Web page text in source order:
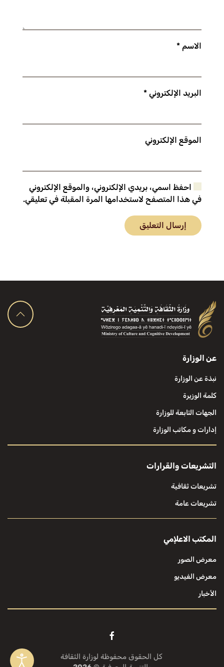
الاسم *
البريد الإلكتروني *
الموقع الإلكتروني
احفظ اسمي، بريدي الإلكتروني، والموقع الإلكتروني
في هذا المتصفح لاستخدامها المرة المقبلة في تعليقي.
إرسال التعليق
عن الوزارة
نبذة عن الوزارة
كلمة الوزيرة
الجهات التابعة للوزارة
إدارات و مكاتب الوزارة
التشريعات والقرارات
تشريعات ثقافية
تشريعات عامة
المكتب الاعلإمي
معرض الصور
معرض الفيديو
الأخبار
كل الحقوق محفوظة لوزارة الثقافة